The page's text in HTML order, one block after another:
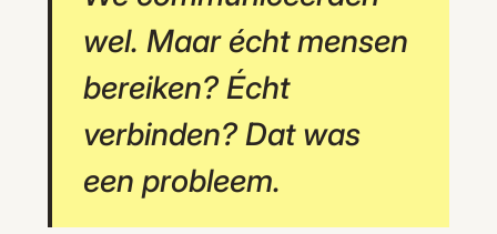
wel. Maar écht mensen
bereiken? Écht
verbinden? Dat was
een probleem.